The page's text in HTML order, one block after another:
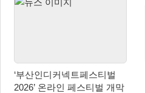
‘부산인디커넥트페스티벌
2026’ 온라인 페스티벌 개막